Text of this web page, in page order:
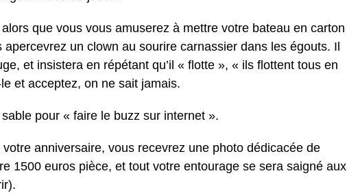
que vous vous amuserez à mettre votre bateau en carton
apercevrez un clown au sourire carnassier dans les égouts. Il
et insistera en répétant qu’il « flotte », « ils flottent tous en
et acceptez, on ne sait jamais.
pour « faire le buzz sur internet ».
votre anniversaire, vous recevrez une photo dédicacée de
1500 euros pièce, et tout votre entourage se sera saigné aux